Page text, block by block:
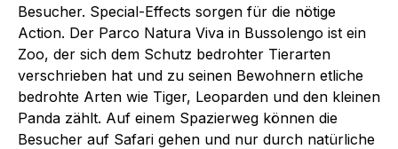
Besucher. Special-Effects sorgen für die nötige
Action. Der Parco Natura Viva in Bussolengo ist ein
Zoo, der sich dem Schutz bedrohter Tierarten
verschrieben hat und zu seinen Bewohnern etliche
bedrohte Arten wie Tiger, Leoparden und den kleinen
Panda zählt. Auf einem Spazierweg können die
Besucher auf Safari gehen und nur durch natürliche